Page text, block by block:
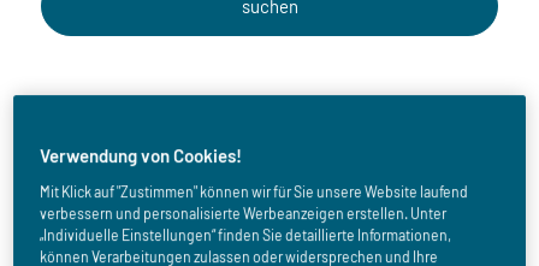
Für immer ein Teil von
dir
Verwendung von Cookies!
Mit Klick auf "Zustimmen" können wir für Sie unsere Website laufend
verbessern und personalisierte Werbeanzeigen erstellen. Unter
„Individuelle Einstellungen“ finden Sie detaillierte Informationen,
können Verarbeitungen zulassen oder widersprechen und Ihre